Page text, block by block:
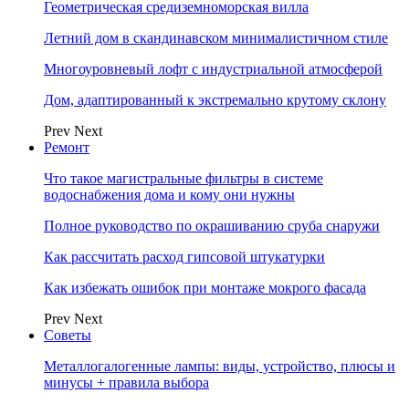
Геометрическая средиземноморская вилла
Летний дом в скандинавском минималистичном стиле
Многоуровневый лофт с индустриальной атмосферой
Дом, адаптированный к экстремально крутому склону
Prev Next
Ремонт
Что такое магистральные фильтры в системе
водоснабжения дома и кому они нужны
Полное руководство по окрашиванию сруба снаружи
Как рассчитать расход гипсовой штукатурки
Как избежать ошибок при монтаже мокрого фасада
Prev Next
Советы
Металлогалогенные лампы: виды, устройство, плюсы и
минусы + правила выбора